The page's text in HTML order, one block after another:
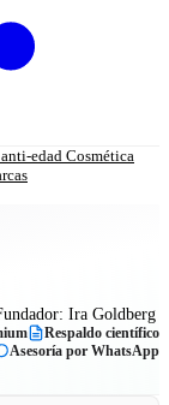
edad Cosmética
Ira Goldberg
Respaldo científico
Asesoría por WhatsApp